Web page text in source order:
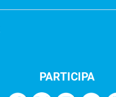
PARTICIPA